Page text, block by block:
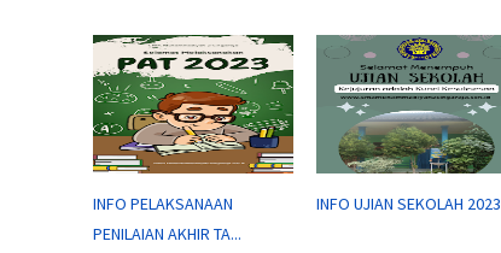
INFO PELAKSANAAN
PENILAIAN AKHIR TA...
INFO UJIAN SEKOLAH 2023